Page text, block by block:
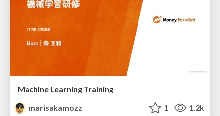
Machine Learning Training
marisakamozz
1 1.2k